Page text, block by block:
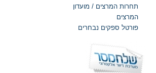
תחרות המרצים / מועדון
המרצים
פורטל ספקים נבחרים